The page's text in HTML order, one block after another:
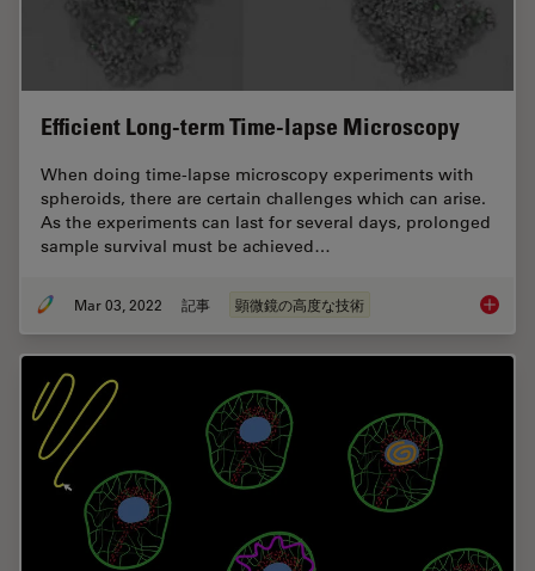
Efficient Long-term Time-lapse Microscopy
When doing time-lapse microscopy experiments with
spheroids, there are certain challenges which can arise.
As the experiments can last for several days, prolonged
sample survival must be achieved…
Mar 03, 2022 記事 顕微鏡の高度な技術